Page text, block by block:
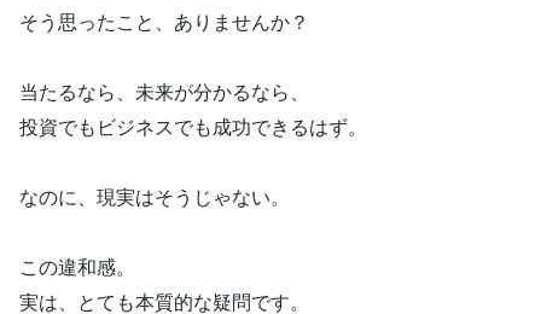
そう思ったこと、ありませんか？
当たるなら、未来が分かるなら、
投資でもビジネスでも成功できるはず。
なのに、現実はそうじゃない。
この違和感。
実は、とても本質的な疑問です。